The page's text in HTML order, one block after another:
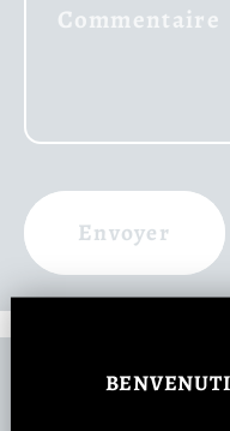
Commentaire
Envoyer
BENVENUTI